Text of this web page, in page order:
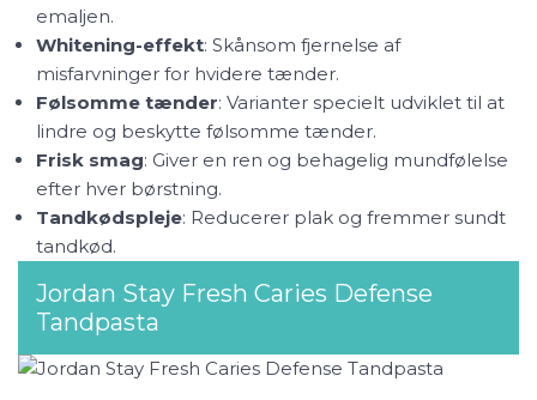
emaljen.
Whitening-effekt: Skånsom fjernelse af
misfarvninger for hvidere tænder.
Følsomme tænder: Varianter specielt udviklet til at
lindre og beskytte følsomme tænder.
Frisk smag: Giver en ren og behagelig mundfølelse
efter hver børstning.
Tandkødspleje: Reducerer plak og fremmer sundt
tandkød.
Jordan Stay Fresh Caries Defense
Tandpasta